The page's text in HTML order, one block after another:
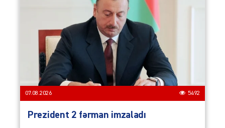
07.08.2026 5492
Prezident 2 fərman imzaladı